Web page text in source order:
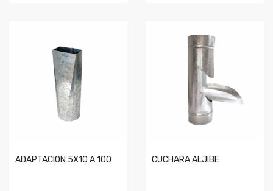
ADAPTACION 5X10 A 100 CUCHARA ALJIBE